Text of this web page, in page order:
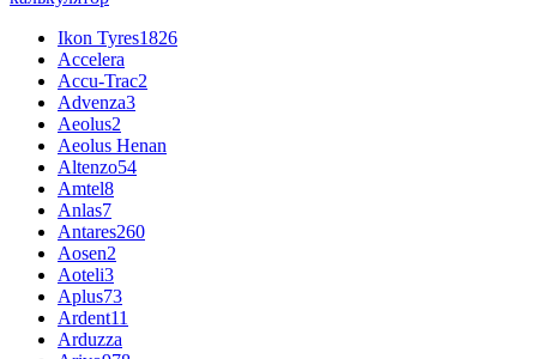
Ikon Tyres1826
Accelera
Accu-Trac2
Advenza3
Aeolus2
Aeolus Henan
Altenzo54
Amtel8
Anlas7
Antares260
Aosen2
Aoteli3
Aplus73
Ardent11
Arduzza